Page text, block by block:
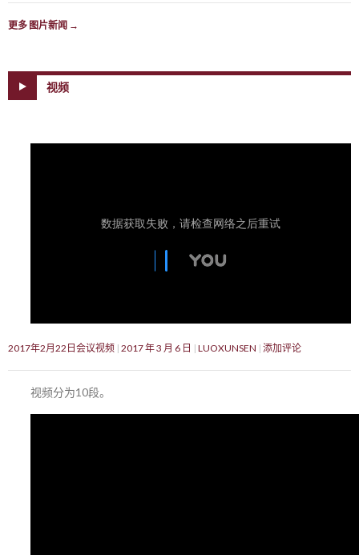
更多 图片新闻 →
视频
2017年2月22日会议视频 2017 年 3 月 6 日 LUOXUNSEN 添加评论
视频分为10段。